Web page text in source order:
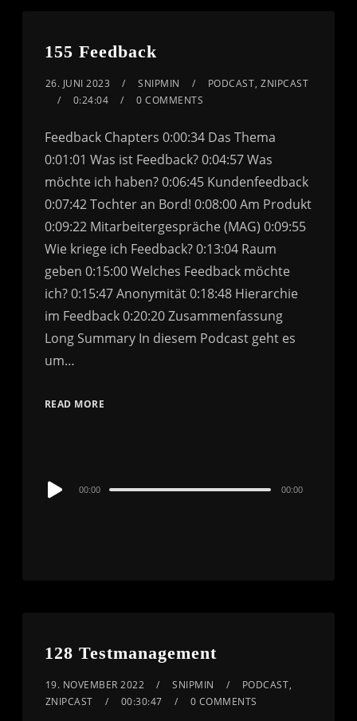
155 Feedback
26. JUNI 2023 SNIPMIN PODCAST,ZNIPCAST
0:24:04
0 COMMENTS
Feedback Chapters 0:00:34 Das Thema
0:01:01 Was ist Feedback? 0:04:57 Was
möchte ich haben? 0:06:45 Kundenfeedback
0:07:42 Tochter an Bord! 0:08:00 Am Produkt
0:09:22 Mitarbeitergespräche (MAG) 0:09:55
Wie kriege ich Feedback? 0:13:04 Raum
geben 0:15:00 Welches Feedback möchte
ich? 0:15:47 Anonymität 0:18:48 Hierarchie
im Feedback 0:20:20 Zusammenfassung
Long Summary In diesem Podcast geht es
um…
READ MORE
Audio
00:00 00:00
128 Testmanagement
19. NOVEMBER 2022 SNIPMIN PODCAST,
ZNIPCAST
00:30:47 0 COMMENTS